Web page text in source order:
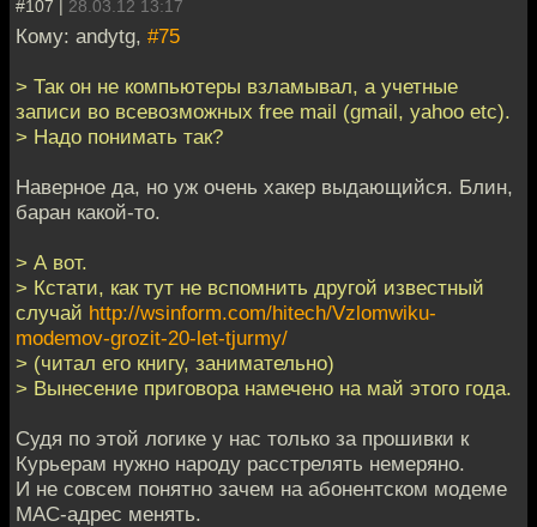
#107 | 28.03.12 13:17
Кому: andytg, #75
> Так он не компьютеры взламывал, а учетные
записи во всевозможных free mail (gmail, yahoo etc).
> Надо понимать так?
Наверное да, но уж очень хакер выдающийся. Блин,
баран какой-то.
> А вот.
> Кстати, как тут не вспомнить другой известный
случай http://wsinform.com/hitech/Vzlomwiku-
modemov-grozit-20-let-tjurmy/
> (читал его книгу, занимательно)
> Вынесение приговора намечено на май этого года.
Судя по этой логике у нас только за прошивки к
Курьерам нужно народу расстрелять немеряно.
И не совсем понятно зачем на абонентском модеме
МАС-адрес менять.